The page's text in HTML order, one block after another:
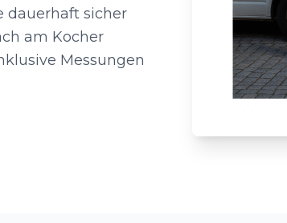
dauerhaft sicher
am Kocher
Messungen